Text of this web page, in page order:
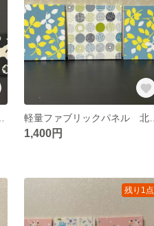
1,400円
残り1点